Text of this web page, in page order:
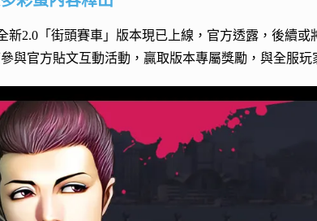
新2.0「街頭賽車」版本現已上線，官方透露，後續
參與官方貼文互動活動，贏取版本專屬獎勵，與全服玩